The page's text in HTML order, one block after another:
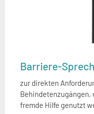
Barriere-
zur direkten
Behindetenzugängen,
fremde Hilfe genutzt